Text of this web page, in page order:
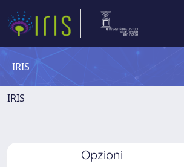
IRIS
IRIS
Opzioni